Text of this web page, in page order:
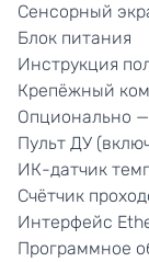
Сенсорный
Блок питания
Инструкция
Крепёжный
Опционально
Пульт ДУ
ИК-датчик
Счётчик
Интерфейс
Программное